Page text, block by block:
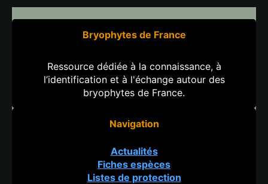
Bryophytes de France
Ressource dédiée à la connaissance, à
l’identification et à l'échange autour des
bryophytes de France.
Navigation
Actualités
Fiches espèces
Listes de protection